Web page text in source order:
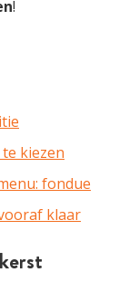
!
kiezen
fondue
klaar